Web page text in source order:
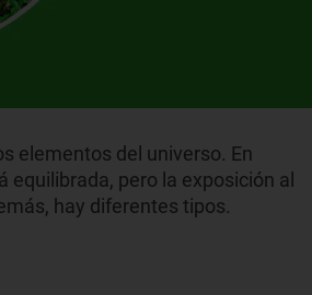
elementos del universo. En
pero la exposición al
hay diferentes tipos.